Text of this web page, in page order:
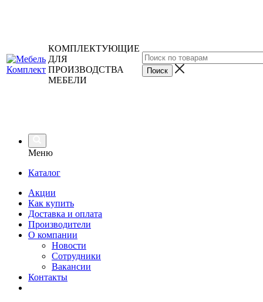
КОМПЛЕКТУЮЩИЕ
ДЛЯ
ПРОИЗВОДСТВА
МЕБЕЛИ
Меню
Каталог
Акции
Как купить
Доставка и оплата
Производители
О компании
Новости
Сотрудники
Вакансии
Контакты